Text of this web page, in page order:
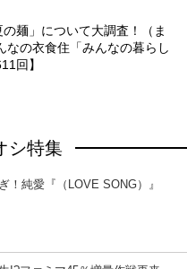
麺」について大調査！（ま
なの衣食住「みんなの暮らし
回】
シ特集
！純愛『（LOVE SONG）』